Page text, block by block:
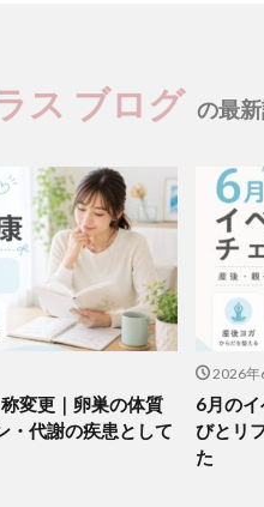
ス ブログ の最
変更｜卵巣の体質
・代謝の疾患として
2026年
6月の
びとリ
た